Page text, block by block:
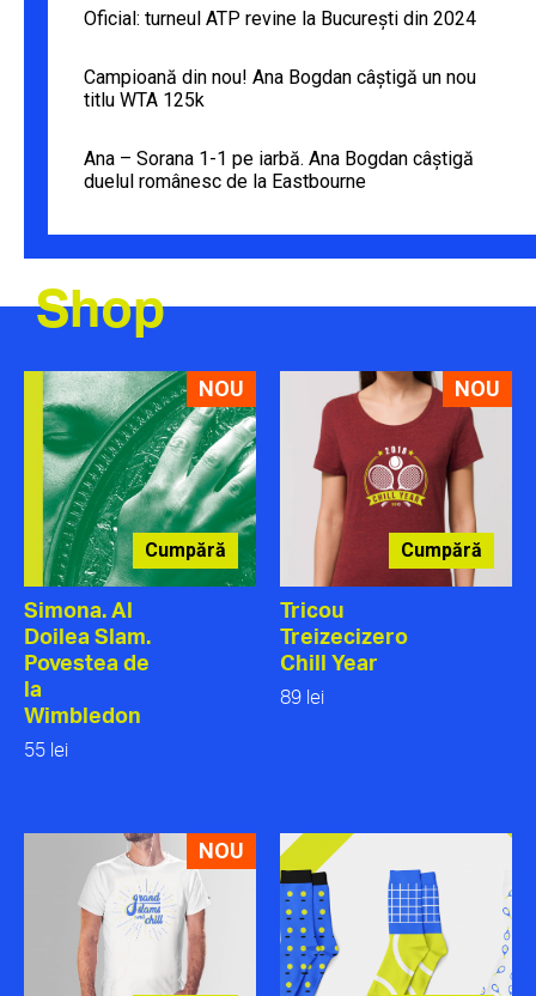
Oficial: turneul ATP revine la București din 2024
Campioană din nou! Ana Bogdan câștigă un nou
titlu WTA 125k
Ana – Sorana 1-1 pe iarbă. Ana Bogdan câștigă
duelul românesc de la Eastbourne
Shop
NOU
Cumpără
Simona. Al
Doilea Slam.
Povestea de
la
Wimbledon
55 lei
NOU
Cumpără
Tricou
Treizecizero
Chill Year
89 lei
NOU